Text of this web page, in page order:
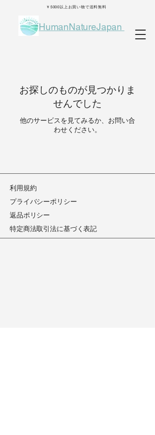
HumanNatureJapan
￥5000以上お買い物で送料無料
お探しのものが見つかりま
せんでした
他のサービスを見てみるか、お問い合
わせください。
​利用規約
​プライバシーポリシー
​返品ポリシー
​特定商法取引法に基づく表記